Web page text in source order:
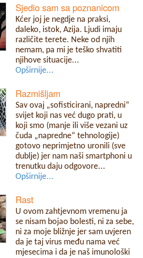
Sjedio sam sa poznanicom
Kćer joj je negdje na praksi,
daleko, istok, Azija. Ljudi imaju
različite terete. Neke od njih
nemam, pa mi je teško shvatiti
njihove situacije...
Opširnije...
Razmišljam
Sav ovaj „sofisticirani, napredni“
svijet koji nas već dugo prati, u
koji smo (manje ili više vezani uz
čuda „napredne“ tehnologije)
gotovo neprimjetno uronili (sve
dublje) jer nam naši smartphoni u
trenutku daju odgovore...
Opširnije...
Rast
U ovom zahtjevnom vremenu ja
se nisam bojao bolesti, ni za sebe,
ni za moje bližnje jer sam uvjeren
da je taj virus među nama već
mjesecima i da je naš imunološki